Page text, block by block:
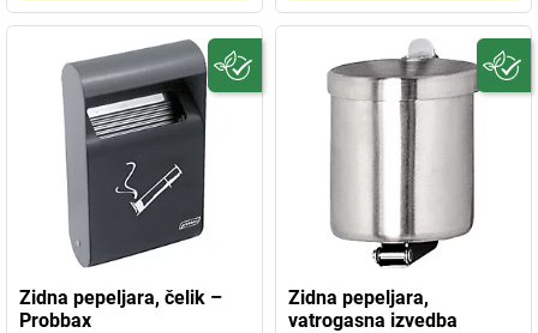
Zidna pepeljara, čelik –
Probbax
Zidna pepeljara,
vatrogasna izvedba